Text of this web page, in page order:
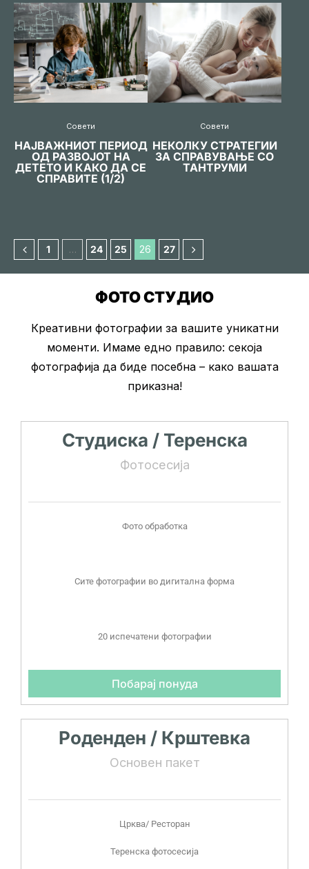
Совети
НАЈВАЖНИОТ ПЕРИОД
ОД РАЗВОЈОТ НА
ДЕТЕТО И КАКО ДА СЕ
СПРАВИТЕ (1/2)
Совети
НЕКОЛКУ СТРАТЕГИИ
ЗА СПРАВУВАЊЕ СО
ТАНТРУМИ
1 … 24 25 26 27
ФОТО СТУДИО
Креативни фотографии за вашите уникатни
моменти. Имаме едно правило: секоја
фотографија да биде посебна – како вашата
приказна!
Студиска / Теренска
Фотосесија
Фото обработка
Сите фотографии во дигитална форма
20 испечатени фотографии
Побарај понуда
Роденден / Крштевка
Основен пакет
Црква/ Ресторан
Теренска фотосесија